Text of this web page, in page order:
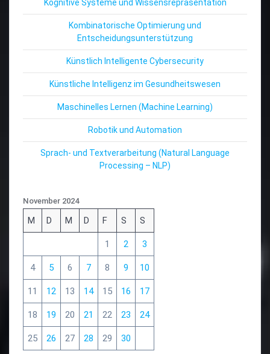
Kognitive Systeme und Wissensrepräsentation
Kombinatorische Optimierung und
Entscheidungsunterstützung
Künstlich Intelligente Cybersecurity
Künstliche Intelligenz im Gesundheitswesen
Maschinelles Lernen (Machine Learning)
Robotik und Automation
Sprach- und Textverarbeitung (Natural Language
Processing – NLP)
November 2024
M D M D F S S
1 2 3
4 5 6 7 8 9 10
11 12 13 14 15 16 17
18 19 20 21 22 23 24
25 26 27 28 29 30